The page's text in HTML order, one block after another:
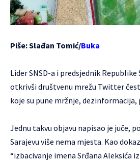
Piše: Slađan Tomić/Buka
Lider SNSD-a i predsjednik
otkrivši društvenu mrežu Twitter
koje su pune mržnje,
Jednu takvu objavu napisao je juče,
Sarajevu više nema mjesta. Kao
“izbacivanje imena Srđana Aleksića